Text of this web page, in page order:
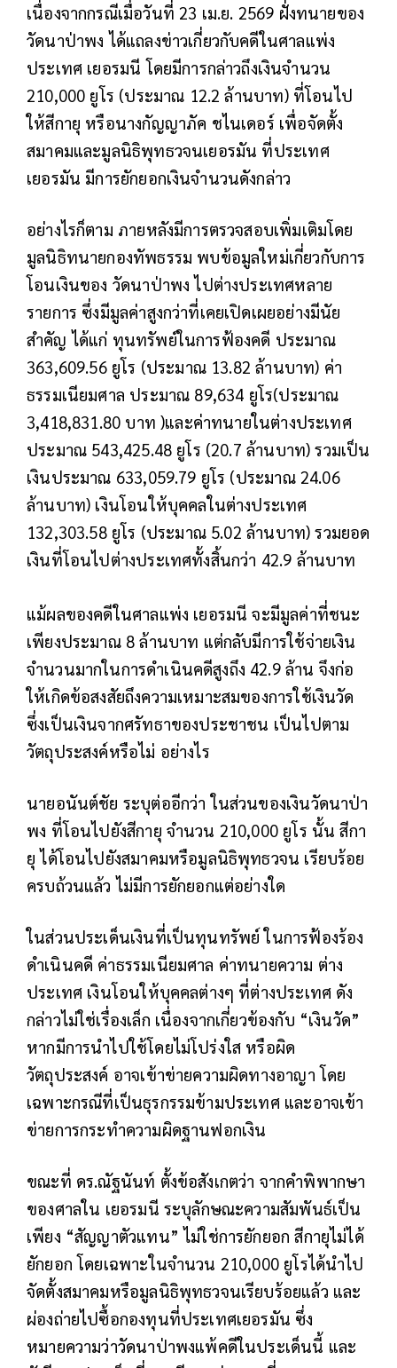
เนื่องจากกรณีเมื่อวันที่ 23 เม.ย. 2569 ฝั่งทนายของ
วัดนาป่าพง ได้แถลงข่าวเกี่ยวกับคดีในศาลแพ่ง
ประเทศ เยอรมนี โดยมีการกล่าวถึงเงินจำนวน
210,000 ยูโร (ประมาณ 12.2 ล้านบาท) ที่โอนไป
ให้สีกายุ หรือนางกัญญาภัค ชไนเดอร์ เพื่อจัดตั้ง
สมาคมและมูลนิธิพุทธวจนเยอรมัน ที่ประเทศ
เยอรมัน มีการยักยอกเงินจำนวนดังกล่าว
อย่างไรก็ตาม ภายหลังมีการตรวจสอบเพิ่มเติมโดย
มูลนิธิทนายกองทัพธรรม พบข้อมูลใหม่เกี่ยวกับการ
โอนเงินของ วัดนาป่าพง ไปต่างประเทศหลาย
รายการ ซึ่งมีมูลค่าสูงกว่าที่เคยเปิดเผยอย่างมีนัย
สำคัญ ได้แก่ ทุนทรัพย์ในการฟ้องคดี ประมาณ
363,609.56 ยูโร (ประมาณ 13.82 ล้านบาท) ค่า
ธรรมเนียมศาล ประมาณ 89,634 ยูโร(ประมาณ
3,418,831.80 บาท )และค่าทนายในต่างประเทศ
ประมาณ 543,425.48 ยูโร (20.7 ล้านบาท) รวมเป็น
เงินประมาณ 633,059.79 ยูโร (ประมาณ 24.06
ล้านบาท) เงินโอนให้บุคคลในต่างประเทศ
132,303.58 ยูโร (ประมาณ 5.02 ล้านบาท) รวมยอด
เงินที่โอนไปต่างประเทศทั้งสิ้นกว่า 42.9 ล้านบาท
แม้ผลของคดีในศาลแพ่ง เยอรมนี จะมีมูลค่าที่ชนะ
เพียงประมาณ 8 ล้านบาท แต่กลับมีการใช้จ่ายเงิน
จำนวนมากในการดำเนินคดีสูงถึง 42.9 ล้าน จึงก่อ
ให้เกิดข้อสงสัยถึงความเหมาะสมของการใช้เงินวัด
ซึ่งเป็นเงินจากศรัทธาของประชาชน เป็นไปตาม
วัตถุประสงค์หรือไม่ อย่างไร
นายอนันต์ชัย ระบุต่ออีกว่า ในส่วนของเงินวัดนาป่า
พง ที่โอนไปยังสีกายุ จำนวน 210,000 ยูโร นั้น สีกา
ยุ ได้โอนไปยังสมาคมหรือมูลนิธิพุทธวจน เรียบร้อย
ครบถ้วนแล้ว ไม่มีการยักยอกแต่อย่างใด
ในส่วนประเด็นเงินที่เป็นทุนทรัพย์ ในการฟ้องร้อง
ดำเนินคดี ค่าธรรมเนียมศาล ค่าทนายความ ต่าง
ประเทศ เงินโอนให้บุคคลต่างๆ ที่ต่างประเทศ ดัง
กล่าวไม่ใช่เรื่องเล็ก เนื่องจากเกี่ยวข้องกับ “เงินวัด”
หากมีการนำไปใช้โดยไม่โปร่งใส หรือผิด
วัตถุประสงค์ อาจเข้าข่ายความผิดทางอาญา โดย
เฉพาะกรณีที่เป็นธุรกรรมข้ามประเทศ และอาจเข้า
ข่ายการกระทำความผิดฐานฟอกเงิน
ขณะที่ ดร.ณัฐนันท์ ตั้งข้อสังเกตว่า จากคำพิพากษา
ของศาลใน เยอรมนี ระบุลักษณะความสัมพันธ์เป็น
เพียง “สัญญาตัวแทน” ไม่ใช่การยักยอก สีกายุไม่ได้
ยักยอก โดยเฉพาะในจำนวน 210,000 ยูโรได้นำไป
จัดตั้งสมาคมหรือมูลนิธิพุทธวจนเรียบร้อยแล้ว และ
ผ่องถ่ายไปซื้อกองทุนที่ประเทศเยอรมัน ซึ่ง
หมายความว่าวัดนาป่าพงแพ้คดีในประเด็นนี้ และ